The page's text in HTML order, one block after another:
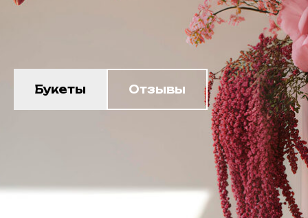
Букеты Отзывы